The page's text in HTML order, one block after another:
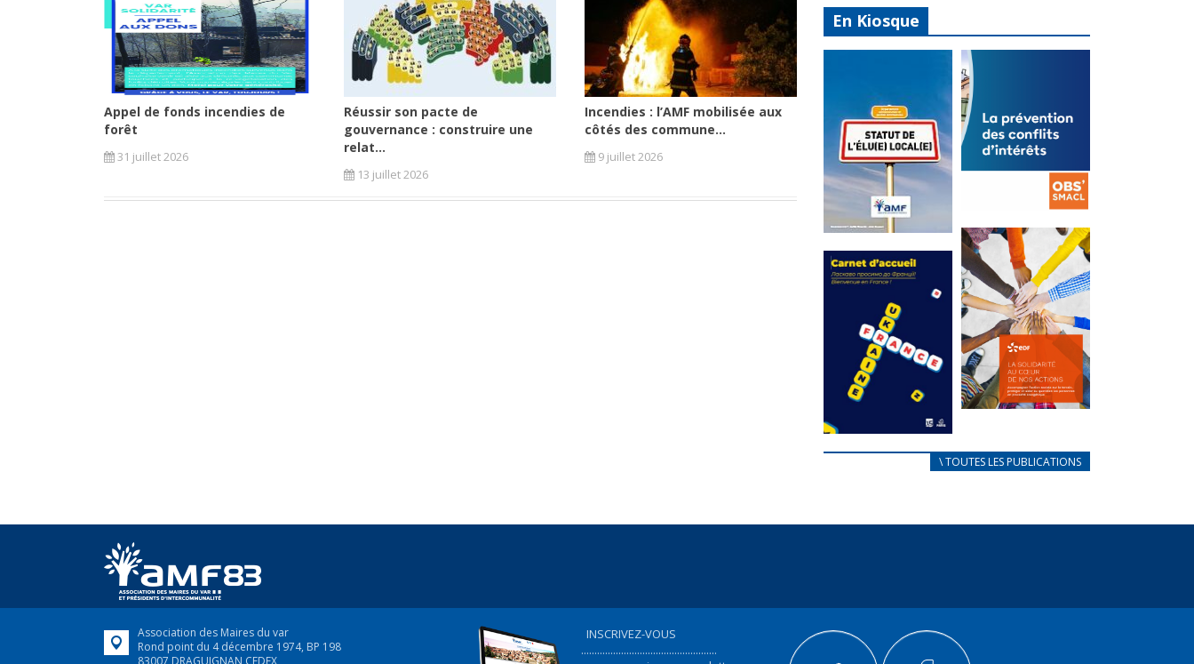
Appel de fonds incendies de
forêt
31 juillet 2026
Réussir son pacte de
gouvernance : construire une
relat...
13 juillet 2026
Incendies : l’AMF mobilisée aux
côtés des commune...
9 juillet 2026
En Kiosque
Statut de
l’élu local
Mise à jour avril
2024
FEUILLETER
La
prévention
des conflits
d’intérêts
18 septembre 2023
FEUILLETER
au coeur de
nos actions
en France,...
FEUILLETER
\ TOUTES LES PUBLICATIONS
Association des Maires du var
Rond point du 4 décembre 1974, BP 198
83007 DRAGUIGNAN CEDEX
INSCRIVEZ-VOUS
...................................................